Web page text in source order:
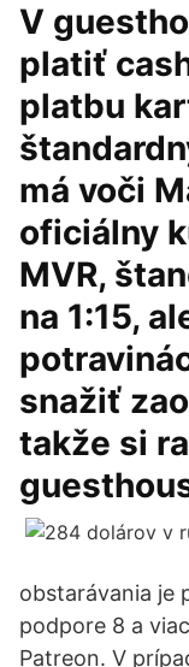
V
platiť
platbu
má voči
oficiálny
MVR,
na 1:15,
snažiť
takže si
obstarávania je
podpore 8 a
Patreon. V